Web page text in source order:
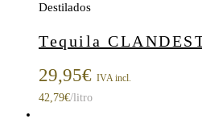
Destilados
Tequila
29,95€ IVA incl.
42,79€/litro